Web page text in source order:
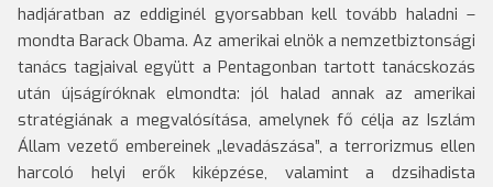
hadjáratban az eddiginél gyorsabban kell tovább haladni –
mondta Barack Obama.Az amerikai elnök a nemzetbiztonsági
tanács tagjaival együtt a Pentagonban tartott tanácskozás
után újságíróknak elmondta: jól halad annak az amerikai
stratégiának a megvalósítása, amelynek fő célja az Iszlám
Állam vezető embereinek „levadászása”, a terrorizmus ellen
harcoló helyi erők kiképzése, valamint a dzsihadista